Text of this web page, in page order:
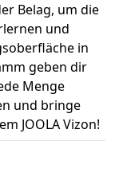
Belag, um die
und
in
geben dir
Menge
und bringe
JOOLA Vizon!